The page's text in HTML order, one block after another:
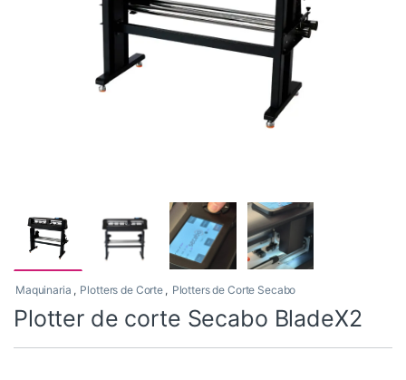
Maquinaria , Plotters de Corte , Plotters de Corte Secabo
Plotter de corte Secabo BladeX2